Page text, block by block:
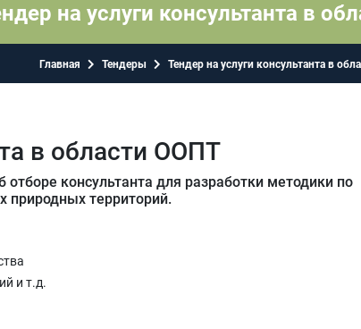
на услуги консультанта в
Главная Тендеры Тендер на услуги консультанта в
в области ООПТ
консультанта для разработки методики по
природных территорий.
и т.д.